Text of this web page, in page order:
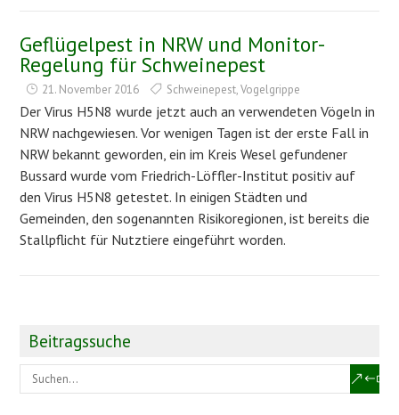
Geflügelpest in NRW und Monitor-
Regelung für Schweinepest
21. November 2016 Schweinepest,Vogelgrippe
Der Virus H5N8 wurde jetzt auch an verwendeten Vögeln in
NRW nachgewiesen. Vor wenigen Tagen ist der erste Fall in
NRW bekannt geworden, ein im Kreis Wesel gefundener
Bussard wurde vom Friedrich-Löffler-Institut positiv auf
den Virus H5N8 getestet. In einigen Städten und
Gemeinden, den sogenannten Risikoregionen, ist bereits die
Stallpflicht für Nutztiere eingeführt worden.
Beitragssuche